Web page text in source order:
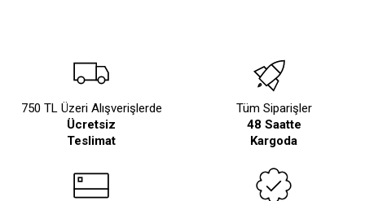
750 TL Üzeri Alışverişlerde
Ücretsiz
Teslimat
Tüm Siparişler
48 Saatte
Kargoda